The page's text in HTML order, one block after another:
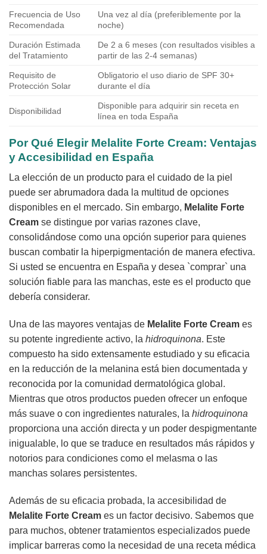
Frecuencia de Uso
Recomendada
Una vez al día (preferiblemente por la
noche)
Duración Estimada
del Tratamiento
De 2 a 6 meses (con resultados visibles a
partir de las 2-4 semanas)
Requisito de
Protección Solar
Obligatorio el uso diario de SPF 30+
durante el día
Disponibilidad
Disponible para adquirir sin receta en
línea en toda España
Por Qué Elegir Melalite Forte Cream: Ventajas
y Accesibilidad en España
La elección de un producto para el cuidado de la piel
puede ser abrumadora dada la multitud de opciones
disponibles en el mercado. Sin embargo, Melalite Forte
Cream se distingue por varias razones clave,
consolidándose como una opción superior para quienes
buscan combatir la hiperpigmentación de manera efectiva.
Si usted se encuentra en España y desea `comprar` una
solución fiable para las manchas, este es el producto que
debería considerar.
Una de las mayores ventajas de Melalite Forte Cream es
su potente ingrediente activo, la hidroquinona. Este
compuesto ha sido extensamente estudiado y su eficacia
en la reducción de la melanina está bien documentada y
reconocida por la comunidad dermatológica global.
Mientras que otros productos pueden ofrecer un enfoque
más suave o con ingredientes naturales, la hidroquinona
proporciona una acción directa y un poder despigmentante
inigualable, lo que se traduce en resultados más rápidos y
notorios para condiciones como el melasma o las
manchas solares persistentes.
Además de su eficacia probada, la accesibilidad de
Melalite Forte Cream es un factor decisivo. Sabemos que
para muchos, obtener tratamientos especializados puede
implicar barreras como la necesidad de una receta médica